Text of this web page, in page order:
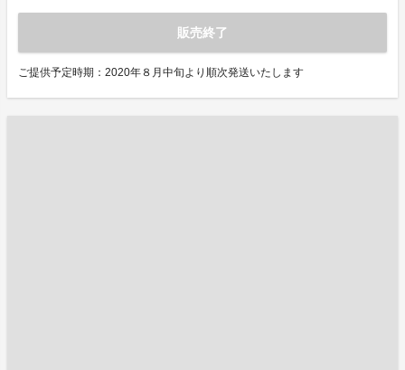
販売終了
ご提供予定時期：2020年８月中旬より順次発送いたします